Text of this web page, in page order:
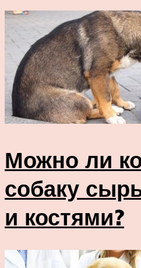
Можно ли
собаку
и костями?